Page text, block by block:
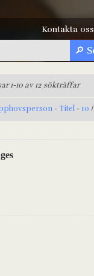
Kontakta oss
1-10 av 12 sökträffar
-Titel - 10 /